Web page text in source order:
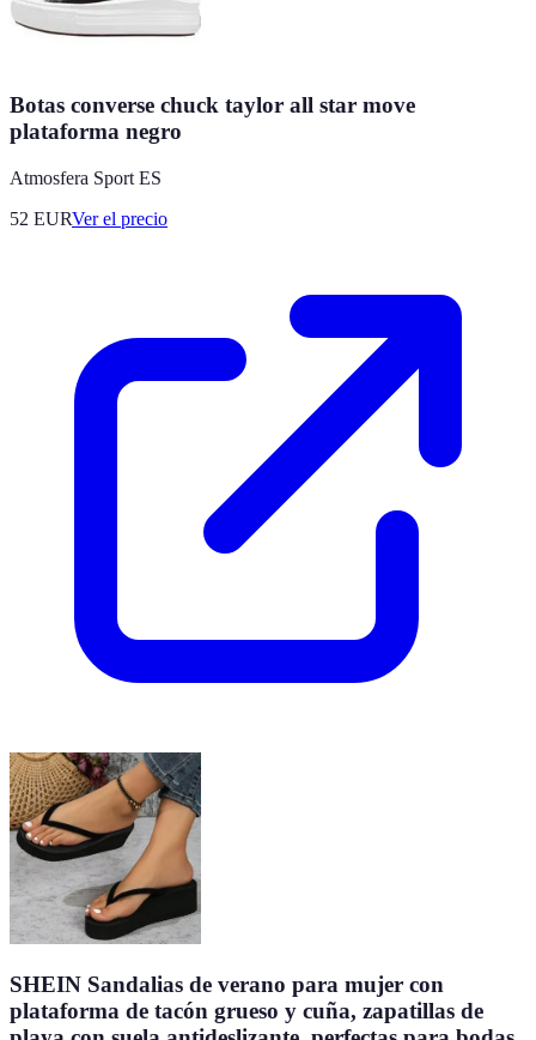
Botas converse chuck taylor all star move
plataforma negro
Atmosfera Sport ES
52 EURVer el precio
SHEIN Sandalias de verano para mujer con
plataforma de tacón grueso y cuña, zapatillas de